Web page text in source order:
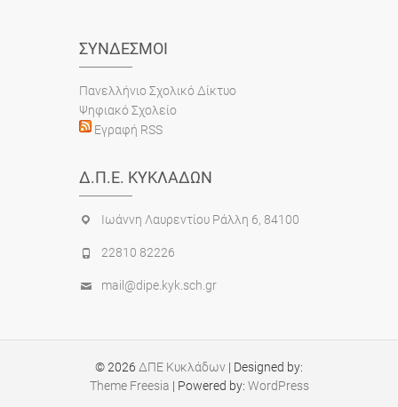
ΣΎΝΔΕΣΜΟΙ
Πανελλήνιο Σχολικό Δίκτυο
Ψηφιακό Σχολείο
Εγραφή RSS
Δ.Π.Ε. ΚΥΚΛΆΔΩΝ
Ιωάννη Λαυρεντίου Ράλλη 6, 84100
22810 82226
mail@dipe.kyk.sch.gr
© 2026 ΔΠΕ Κυκλάδων | Designed by:
Theme Freesia | Powered by: WordPress